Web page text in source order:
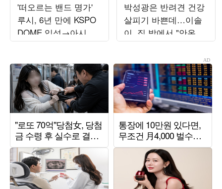
'떠오르는 밴드 명가'
루시, 6년 만에 KSPO
DOME 입성→아시아
출격…4개 도시 앙코
박성광은 반려견 건강
살피기 바쁜데…이솔
이, 집 밖에서 "안온하
길"